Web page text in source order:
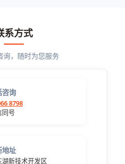
系方式
询，随时为您服务
咨询
8798
同号
地址
新技术开发区